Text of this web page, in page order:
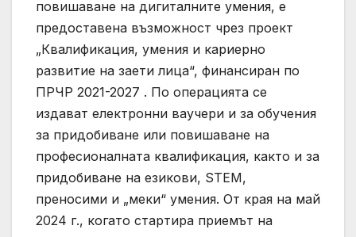
повишаване на дигиталните умения, е
предоставена възможност чрез проект
„Квалификация, умения и кариерно
развитие на заети лица“, финансиран по
ПРЧР 2021-2027 . По операцията се
издават електронни ваучери и за обучения
за придобиване или повишаване на
професионалната квалификация, както и за
придобиване на езикови, STEM,
преносими и „меки“ умения. От края на май
2024 г., когато стартира приемът на